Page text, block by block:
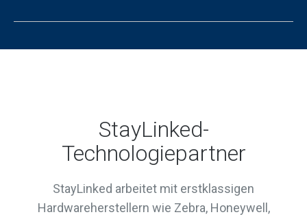
StayLinked-
Technologiepartner
StayLinked arbeitet mit erstklassigen
Hardwareherstellern wie Zebra, Honeywell,